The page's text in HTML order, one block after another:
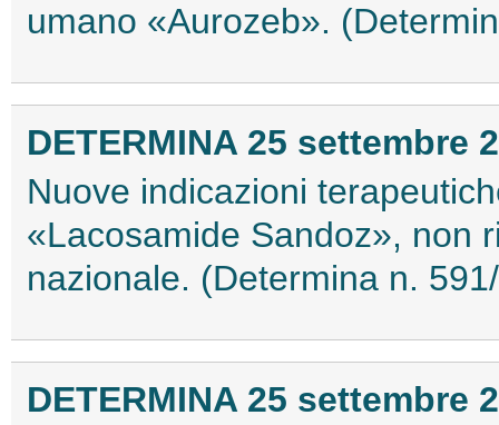
umano «Aurozeb».
DETERMINA 25 settembre
Nuove indicazioni
«Lacosamide Sandoz», non
nazionale. (Determina n.
DETERMINA 25 settembre